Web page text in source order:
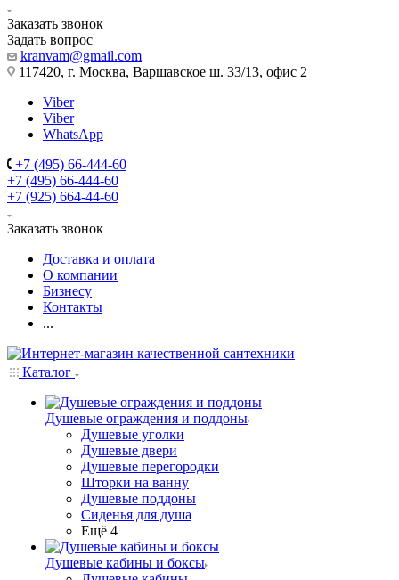
Заказать звонок
Задать вопрос
kranvam@gmail.com
117420, г. Москва, Варшавское ш. 33/13, офис 2
Viber
Viber
WhatsApp
+7 (495) 66-444-60
+7 (495) 66-444-60
+7 (925) 664-44-60
Заказать звонок
Доставка и оплата
О компании
Бизнесу
Контакты
...
Каталог
Душевые ограждения и поддоны
Душевые уголки
Душевые двери
Душевые перегородки
Шторки на ванну
Душевые поддоны
Сиденья для душа
Ещё 4
Душевые кабины и боксы